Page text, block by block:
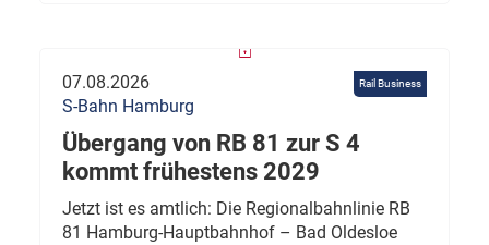
Rail Business
07.08.2026
S-Bahn Hamburg
Übergang von RB 81 zur S 4
kommt frühestens 2029
Jetzt ist es amtlich: Die Regionalbahnlinie RB
81 Hamburg-Hauptbahnhof – Bad Oldesloe